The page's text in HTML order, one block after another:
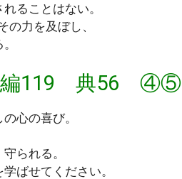
ることはない。
の力を及ぼし、
編119 典56 ④⑤
心の喜び。
られる。
ばせてください。